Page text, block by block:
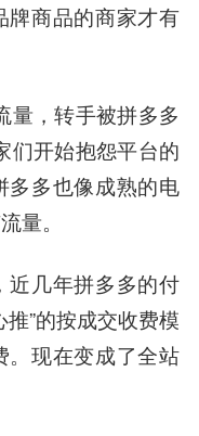
牌商品的商家才有
量，转手被拼多多
们开始抱怨平台的
多多也像成熟的电
量。
近几年拼多多的付
”的按成交收费模
。现在变成了全站